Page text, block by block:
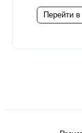
Перейти